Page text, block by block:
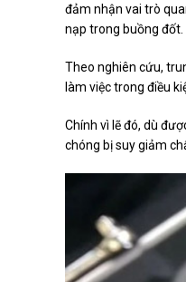
đảm nhận vai trò
nạp trong buồng đốt.
Theo nghiên cứu,
làm việc trong điều
Chính vì lẽ đó, dù
chóng bị suy giảm